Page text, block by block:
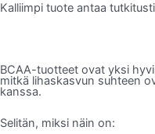
Kalliimpi tuote antaa
BCAA-tuotteet ovat yksi
mitkä lihaskasvun suhteen
kanssa.
Selitän, miksi näin on: